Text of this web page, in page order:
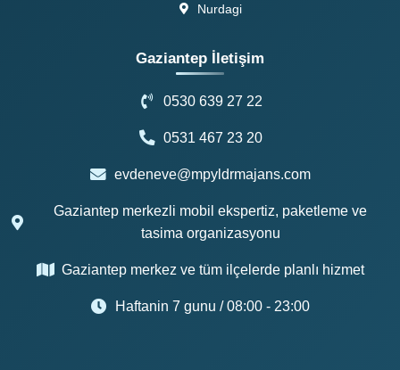
Nurdagi
Gaziantep İletişim
0530 639 27 22
0531 467 23 20
evdeneve@mpyldrmajans.com
Gaziantep merkezli mobil ekspertiz, paketleme ve
tasima organizasyonu
Gaziantep merkez ve tüm ilçelerde planlı hizmet
Haftanin 7 gunu / 08:00 - 23:00